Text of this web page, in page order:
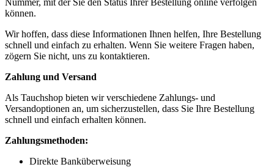
können.
Wir hoffen, dass diese Informationen Ihnen helfen, Ihre Bestellung
schnell und einfach zu erhalten. Wenn Sie weitere Fragen haben,
zögern Sie nicht, uns zu kontaktieren.
Zahlung und Versand
Als Tauchshop bieten wir verschiedene Zahlungs- und
Versandoptionen an, um sicherzustellen, dass Sie Ihre Bestellung
schnell und einfach erhalten können.
Zahlungsmethoden:
Direkte Banküberweisung